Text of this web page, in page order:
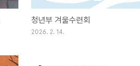
청년부 겨울수련회
2026. 2. 14.